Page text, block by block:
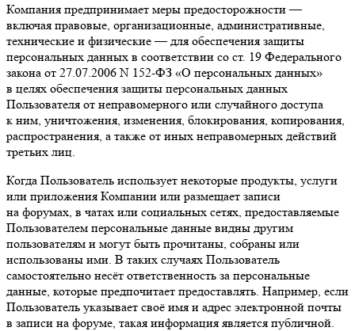
Компания предпринимает меры предосторожности —
включая правовые, организационные, административные,
технические и физические — для обеспечения защиты
персональных данных в соответствии со ст. 19 Федерального
закона от 27.07.2006 N 152-ФЗ «О персональных данных»
в целях обеспечения защиты персональных данных
Пользователя от неправомерного или случайного доступа
к ним, уничтожения, изменения, блокирования, копирования,
распространения, а также от иных неправомерных действий
третьих лиц.
Когда Пользователь использует некоторые продукты, услуги
или приложения Компании или размещает записи
на форумах, в чатах или социальных сетях, предоставляемые
Пользователем персональные данные видны другим
пользователям и могут быть прочитаны, собраны или
использованы ими. В таких случаях Пользователь
самостоятельно несёт ответственность за персональные
данные, которые предпочитает предоставлять. Например, если
Пользователь указывает своё имя и адрес электронной почты
в записи на форуме, такая информация является публичной.